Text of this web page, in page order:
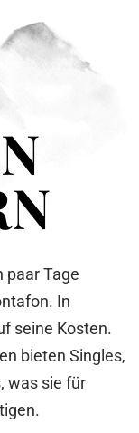
paar Tage
In
seine Kosten.
bieten Singles,
was sie für